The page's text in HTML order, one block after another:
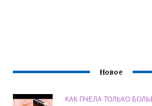
Новое
КАК ПЧЕЛА ТОЛЬКО